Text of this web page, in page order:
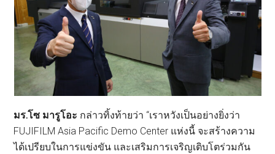
มร.โซ มารูโอะ กล่าวทิ้งท้ายว่า “เราหวังเป็นอย่างยิ่งว่า
FUJIFILM Asia Pacific Demo Center แห่งนี้ จะสร้างความ
ได้เปรียบในการแข่งขัน และเสริมการเจริญเติบโตร่วมกัน